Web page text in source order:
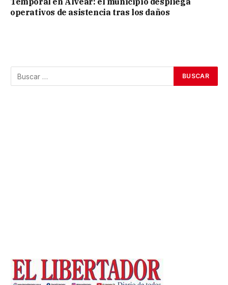
operativos de asistencia tras los daños